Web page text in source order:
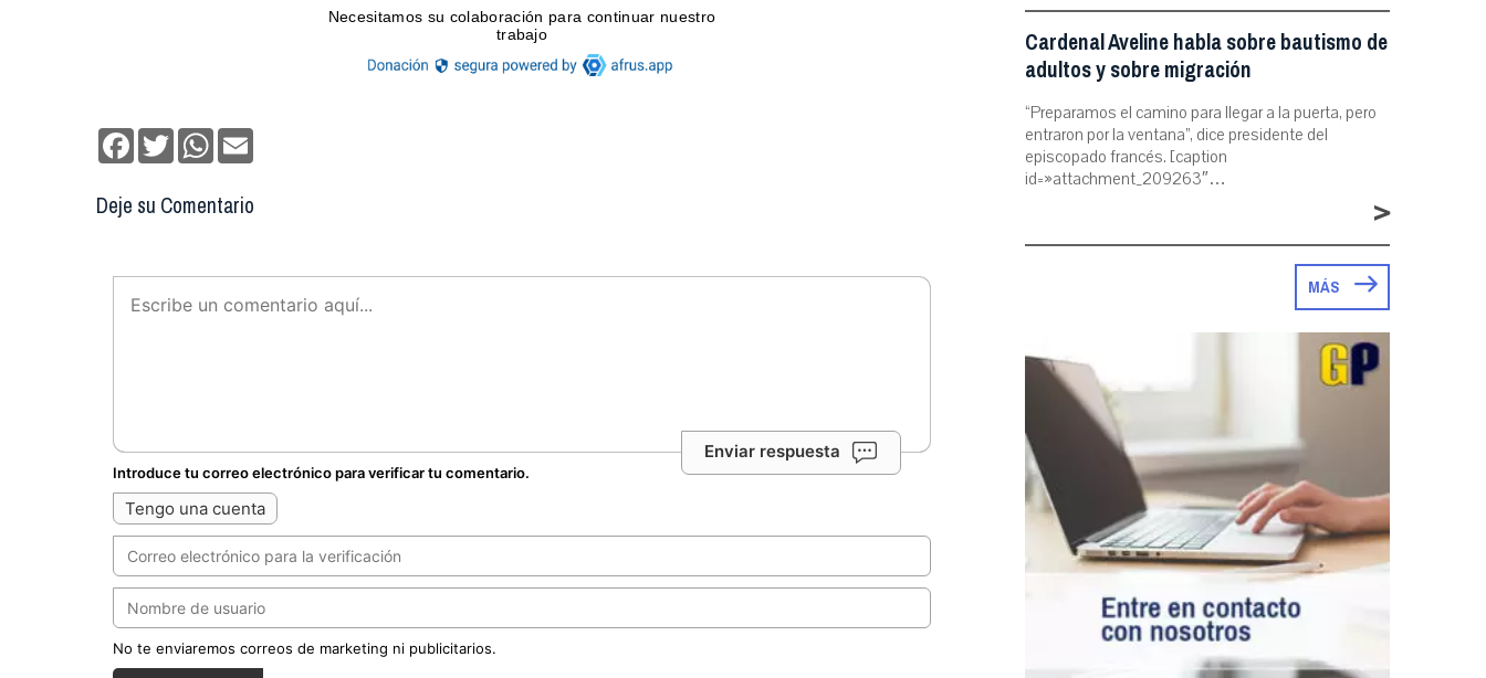
Facebook
TwitterWhatsApp
Deje su Comentario
Enviar respuesta
Introduce tu correo electrónico para verificar tu comentario.
Tengo una cuenta
No te enviaremos correos de marketing ni publicitarios.
Cardenal Aveline habla sobre bautismo de
adultos y sobre migración
“Preparamos el camino para llegar a la puerta, pero
entraron por la ventana”, dice presidente del
episcopado francés. [caption
id=»attachment_209263″…
>
MÁS